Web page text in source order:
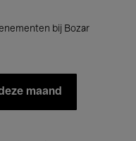
bij Bozar
maand